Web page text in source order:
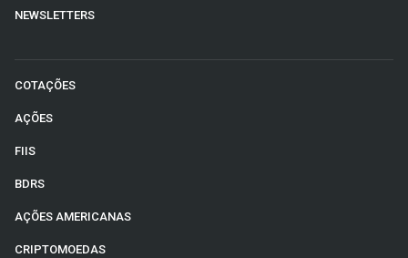
NEWSLETTERS
COTAÇÕES
AÇÕES
FIIS
BDRS
AÇÕES AMERICANAS
CRIPTOMOEDAS